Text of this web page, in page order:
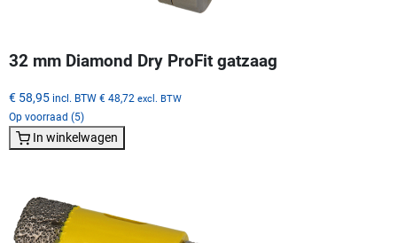
32 mm Diamond Dry ProFit gatzaag
€ 58,95 incl. BTW € 48,72 excl. BTW
Op voorraad (5)
In winkelwagen